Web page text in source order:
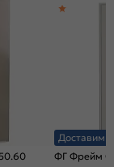
Доставим
ФГ Фрейм